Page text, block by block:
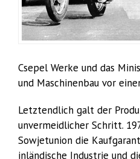
Csepel Werke und das
und Maschinenbau vor
Letztendlich galt der
unvermeidlicher Schritt.
Sowjetunion die
inländische Industrie und